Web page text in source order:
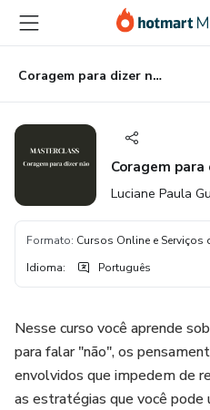
para
conteúdo
principal
para
pagamento
para
rodapé
Coragem para dizer não
Coragem para
Luciane Paula
Formato: Cursos Online e Serviços
Idioma: Português
Nesse curso você aprende
para falar "não", os
envolvidos que impedem de
as estratégias que você pode